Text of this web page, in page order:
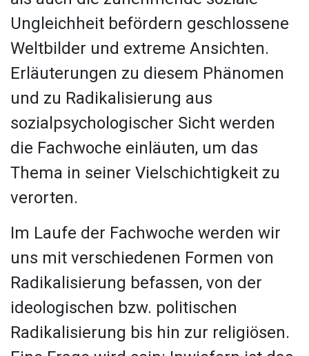
Ungleichheit befördern geschlossene
Weltbilder und extreme Ansichten.
Erläuterungen zu diesem Phänomen
und zu Radikalisierung aus
sozialpsychologischer Sicht werden
die Fachwoche einläuten, um das
Thema in seiner Vielschichtigkeit zu
verorten.
Im Laufe der Fachwoche werden wir
uns mit verschiedenen Formen von
Radikalisierung befassen, von der
ideologischen bzw. politischen
Radikalisierung bis hin zur religiösen.